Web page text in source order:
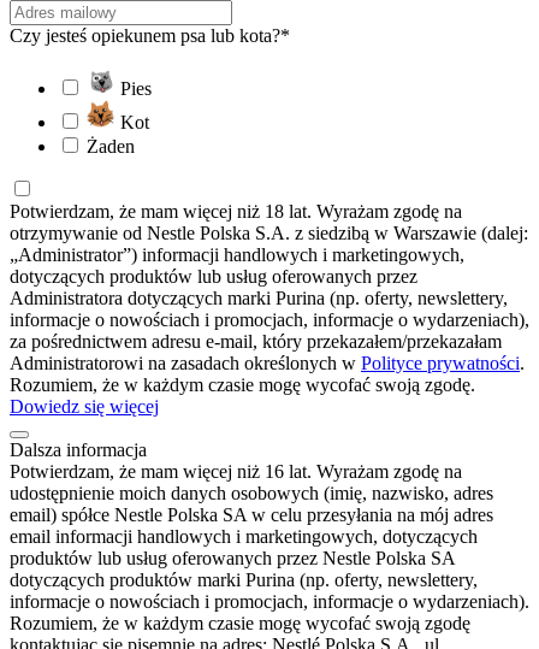
Czy jesteś opiekunem psa lub kota?*
Pies
Kot
Żaden
Potwierdzam, że mam więcej niż 18 lat. Wyrażam zgodę na
otrzymywanie od Nestle Polska S.A. z siedzibą w Warszawie (dalej:
„Administrator”) informacji handlowych i marketingowych,
dotyczących produktów lub usług oferowanych przez
Administratora dotyczących marki Purina (np. oferty, newslettery,
informacje o nowościach i promocjach, informacje o wydarzeniach),
za pośrednictwem adresu e-mail, który przekazałem/przekazałam
Administratorowi na zasadach określonych w Polityce prywatności.
Rozumiem, że w każdym czasie mogę wycofać swoją zgodę.
Dowiedz się więcej
Dalsza informacja
Potwierdzam, że mam więcej niż 16 lat. Wyrażam zgodę na
udostępnienie moich danych osobowych (imię, nazwisko, adres
email) spółce Nestle Polska SA w celu przesyłania na mój adres
email informacji handlowych i marketingowych, dotyczących
produktów lub usług oferowanych przez Nestle Polska SA
dotyczących produktów marki Purina (np. oferty, newslettery,
informacje o nowościach i promocjach, informacje o wydarzeniach).
Rozumiem, że w każdym czasie mogę wycofać swoją zgodę
kontaktując się pisemnie na adres: Nestlé Polska S.A., ul.